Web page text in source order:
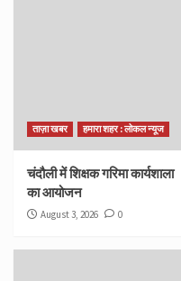
ताज़ा खबर हमारा शहर : लोकल न्यूज
चंदौली में शिक्षक गरिमा कार्यशाला
का आयोजन
August 3, 2026 0